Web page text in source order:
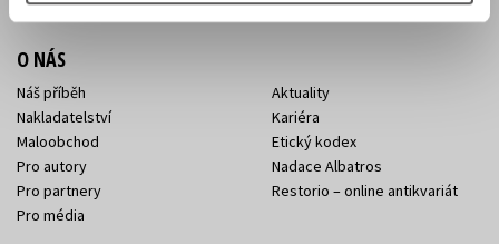
O NÁS
Náš příběh
Nakladatelství
Maloobchod
Pro autory
Pro partnery
Pro média
Aktuality
Kariéra
Etický kodex
Nadace Albatros
Restorio – online antikvariát